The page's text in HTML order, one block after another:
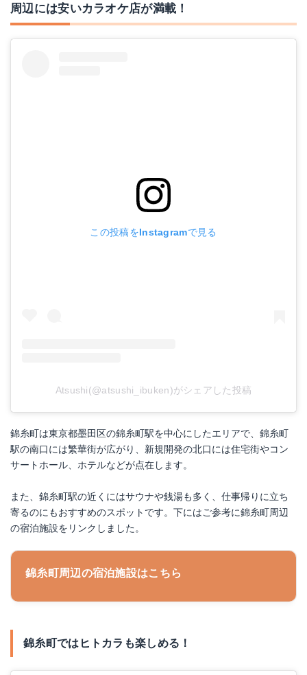
周辺には安いカラオケ店が満載！
この投稿をInstagramで見る
Atsushi(@atsushi_ibuken)がシェアした投稿
錦糸町は東京都墨田区の錦糸町駅を中心にしたエリアで、錦糸町
駅の南口には繁華街が広がり、新規開発の北口には住宅街やコン
サートホール、ホテルなどが点在します。
また、錦糸町駅の近くにはサウナや銭湯も多く、仕事帰りに立ち
寄るのにもおすすめのスポットです。下にはご参考に錦糸町周辺
の宿泊施設をリンクしました。
錦糸町周辺の宿泊施設はこちら
錦糸町ではヒトカラも楽しめる！